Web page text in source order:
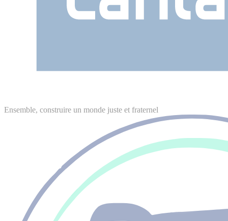
Ensemble, construire un monde juste et fraternel